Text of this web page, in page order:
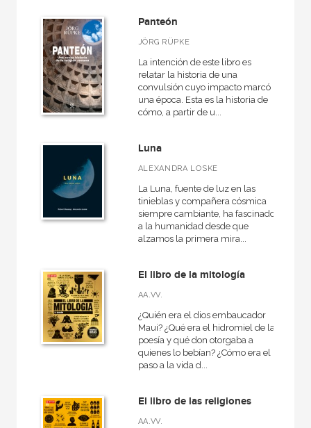
Contemporánea
Moderna
Mitología y religiones antiguas
Otras religiones
Cristianismo
VER TODAS... (12)
A fondo
Anverso
Arqueología
Básica de bolsillo
Panteón
JÖRG RÜPKE
La intención de este libro es
relatar la historia de una
convulsión cuyo impacto marcó
una época. Esta es la historia de
cómo, a partir de u...
Luna
ALEXANDRA LOSKE
La Luna, fuente de luz en las
tinieblas y compañera cósmica
siempre cambiante, ha fascinado
a la humanidad desde que
alzamos la primera mira...
El libro de la mitología
AA.VV.
¿Quién era el dios embaucador
Maui? ¿Qué era el hidromiel de la
poesía y qué don otorgaba a
quienes lo bebían? ¿Cómo era el
paso a la vida d...
El libro de las religiones
AA.VV.